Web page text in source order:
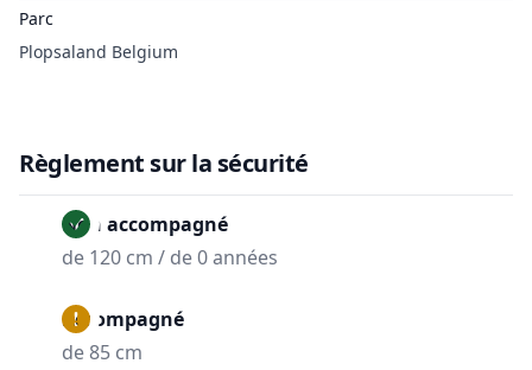
Parc
Plopsaland Belgium
Règlement sur la sécurité
Non accompagné
de 120 cm / de 0 années
Accompagné
de 85 cm